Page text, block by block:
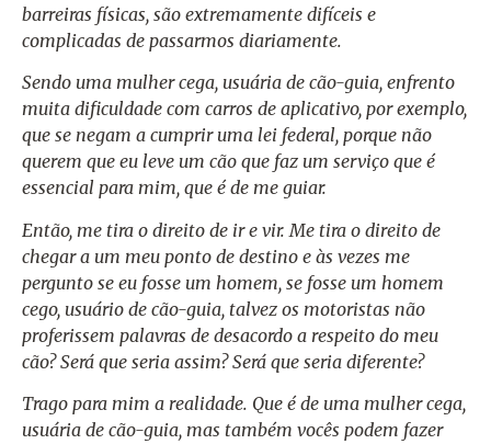
barreiras físicas, são extremamente difíceis e
complicadas de passarmos diariamente.
Sendo uma mulher cega, usuária de cão-guia, enfrento
muita dificuldade com carros de aplicativo, por exemplo,
que se negam a cumprir uma lei federal, porque não
querem que eu leve um cão que faz um serviço que é
essencial para mim, que é de me guiar.
Então, me tira o direito de ir e vir. Me tira o direito de
chegar a um meu ponto de destino e às vezes me
pergunto se eu fosse um homem, se fosse um homem
cego, usuário de cão-guia, talvez os motoristas não
proferissem palavras de desacordo a respeito do meu
cão? Será que seria assim? Será que seria diferente?
Trago para mim a realidade. Que é de uma mulher cega,
usuária de cão-guia, mas também vocês podem fazer